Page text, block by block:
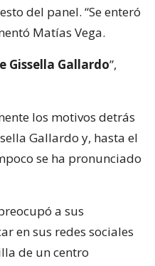
del panel. “Se enteró
Matías Vega.
Gissella Gallardo”,
los motivos detrás
Gallardo y, hasta el
se ha pronunciado
a sus
en sus redes sociales
de un centro